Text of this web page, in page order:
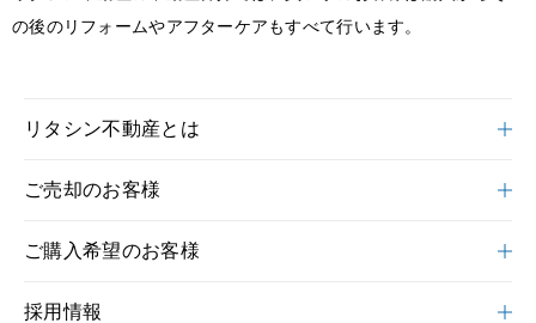
の後のリフォームやアフターケアもすべて行います。
リタシン不動産とは
ご売却のお客様
ご購入希望のお客様
採用情報